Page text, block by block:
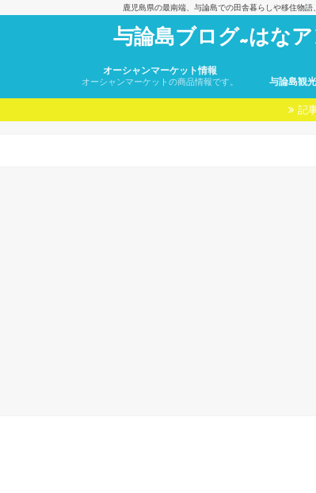
鹿児島県の最南端、与論島での田舎暮らしや移住物
与論島ブログ~はな
オーシャンマーケット情報
オーシャンマーケットの商品情報です。 与論島観
記